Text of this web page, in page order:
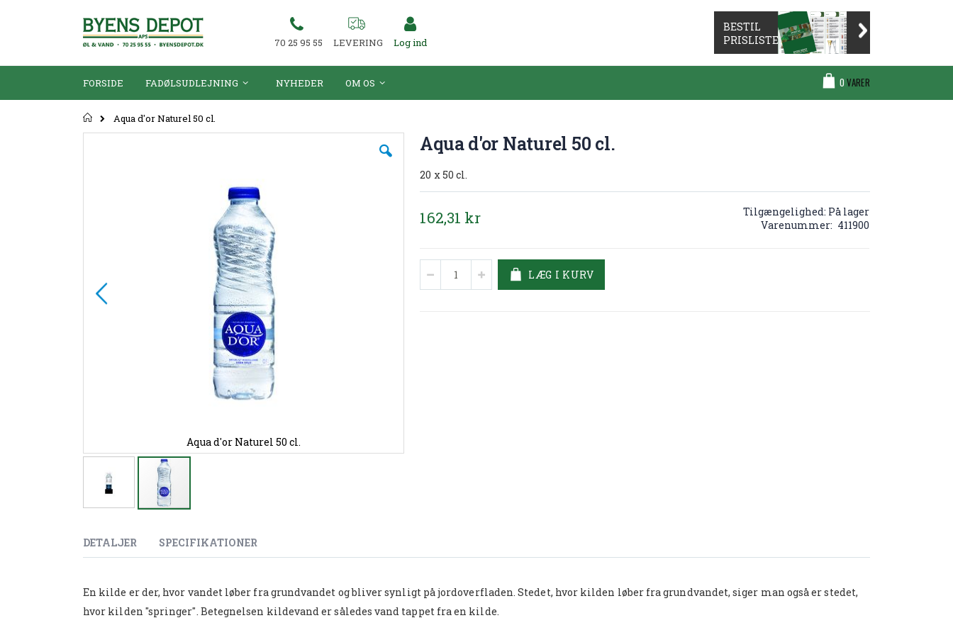
0 VARER
70 25 95 55 LEVERING Log ind
BESTIL
PRISLISTE
FORSIDE FADØLSUDLEJNING NYHEDER OM OS
Forsiden
Aqua d'or Naturel 50 cl.
Aqua d'or Naturel 50 cl.
starten
af
Aqua d'or Naturel 50 cl.
20 x 50 cl.
162,31 kr Tilgængelighed: På lager
Varenummer 411900
LÆG I KURV
DETALJER
En kilde er der, hvor vandet løber fra grundvandet og bliver synligt på jordoverfladen. Stedet, hvor kilden løber fra grundvandet, siger man også er stedet,
hvor kilden "springer". Betegnelsen kildevand er således vand tappet fra en kilde.
SPECIFIKATIONER